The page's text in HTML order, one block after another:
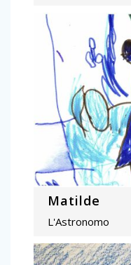
Matilde
L'Astronomo